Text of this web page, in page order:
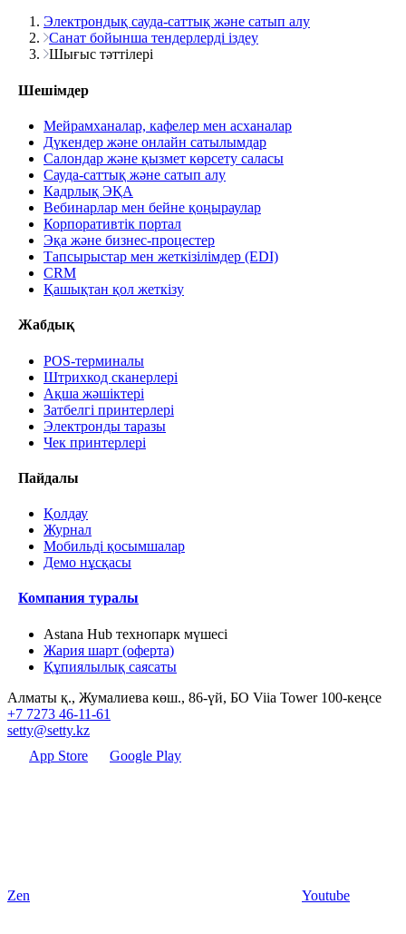
Электрондық сауда-саттық және сатып алу
Санат бойынша тендерлерді іздеу
Шығыс тәттілері
Шешімдер
Мейрамханалар, кафелер мен асханалар
Дүкендер және онлайн сатылымдар
Салондар және қызмет көрсету саласы
Сауда-саттық және сатып алу
Кадрлық ЭҚА
Вебинарлар мен бейне қоңыраулар
Корпоративтік портал
Эқа және бизнес-процестер
Тапсырыстар мен жеткізілімдер (EDI)
CRM
Қашықтан қол жеткізу
Жабдық
POS-терминалы
Штрихкод сканерлері
Ақша жәшіктері
Затбелгі принтерлері
Электронды таразы
Чек принтерлері
Пайдалы
Қолдау
Журнал
Мобильді қосымшалар
Демо нұсқасы
Компания туралы
Astana Hub технопарк мүшесі
Жария шарт (оферта)
Құпиялылық саясаты
Алматы қ., Жумалиева көш., 86-үй, БО Viia Tower 100-кеңсе
+7 7273 46-11-61
setty@setty.kz
App Store
Google Play
Zen Youtube